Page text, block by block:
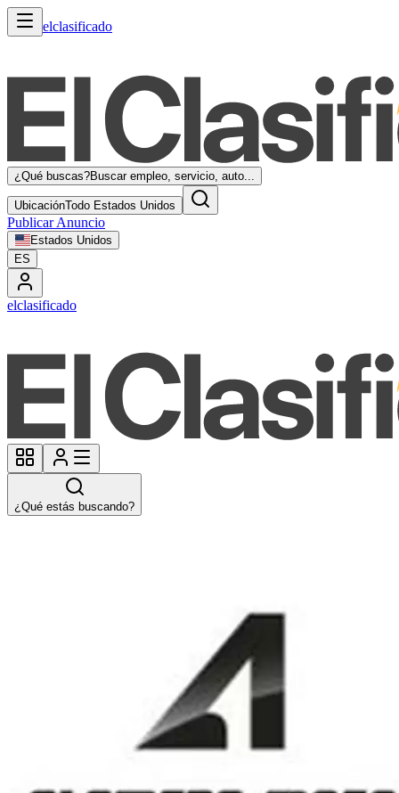
elclasificado
¿Qué buscas?Buscar empleo, servicio, auto...
UbicaciónTodo Estados Unidos
Publicar Anuncio
Estados Unidos
ES
elclasificado
¿Qué estás buscando?